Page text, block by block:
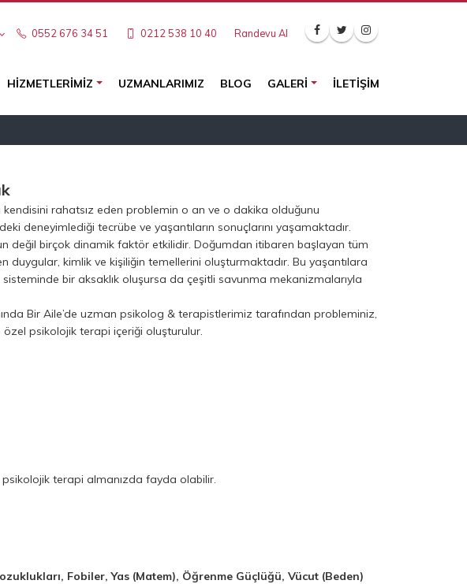
0552 676 34 51 0212 538 10 40 Randevu Al
HIZMETLERIMIZ UZMANLARIMIZ BLOG GALERI İLETIŞIM
kendisini rahatsız eden problemin o an ve o dakika olduğunu
deneyimlediği tecrübe ve yaşantıların sonuçlarını yaşamaktadır.
değil birçok dinamik faktör etkilidir. Doğumdan itibaren başlayan tüm
duygular, kimlik ve kişiliğin temellerini oluşturmaktadır. Bu yaşantılara
bir aksaklık oluşursa da çeşitli savunma mekanizmalarıyla
Bir Aile’de uzman psikolog & terapistlerimiz tarafından probleminiz,
özel psikolojik terapi içeriği oluşturulur.
psikolojik terapi almanızda fayda olabilir.
Fobiler, Yas (Matem), Öğrenme Güçlüğü, Vücut (Beden)